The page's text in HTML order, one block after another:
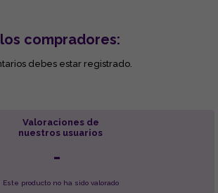
compradores:
debes estar registrado.
Valoraciones de
nuestros usuarios
-
Este producto no ha sido valorado